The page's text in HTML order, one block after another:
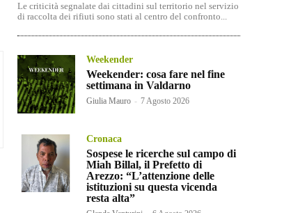
Le criticità segnalate dai cittadini sul territorio nel servizio
di raccolta dei rifiuti sono stati al centro del confronto...
Weekender
Weekender: cosa fare nel fine
settimana in Valdarno
Giulia Mauro - 7 Agosto 2026
Cronaca
Sospese le ricerche sul campo di
Miah Billal, il Prefetto di
Arezzo: “L’attenzione delle
istituzioni su questa vicenda
resta alta”